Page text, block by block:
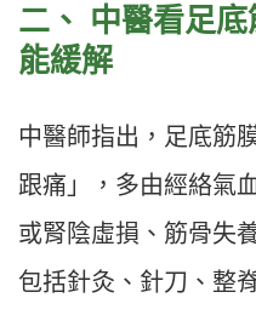
二、 中醫看足
能緩解
中醫師指出，足底筋
跟痛」，多由經絡氣
或腎陰虛損、筋骨失
包括針灸、針刀、整